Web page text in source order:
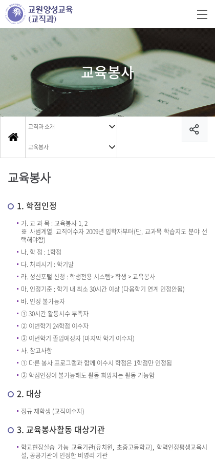
교육봉사
교직과 소개
교육봉사
교육봉사
1. 학점인정
가. 교 과 목 : 교육봉사 1, 2
※ 사범계열. 교직이수자 2009년 입학자부터(단, 교과목 학습지도 분야 선
택해야함)
나. 학 점 : 1학점
다. 처리시기 : 학기말
라. 성신포털 신청 : 학생전용 시스템> 학생 > 교육봉사
마. 인정기준 : 학기 내 최소 30시간 이상 (다음학기 연계 인정안됨)
바. 인정 불가능자
① 30시간 활동시수 부족자
② 이번학기 24학점 이수자
③ 이번학기 졸업예정자 (마지막 학기 이수자)
사. 참고사항
① 다른 봉사 프로그램과 함께 이수시 학점은 1학점만 인정됨
② 학점인정이 불가능해도 활동 희망자는 활동 가능함
2. 대상
정규 재학생 (교직이수자)
3. 교육봉사활동 대상기관
학교현장실습 가능 교육기관(유치원, 초중고등학교), 학력인정평생교육시
설, 공공기관이 인정한 비영리 기관